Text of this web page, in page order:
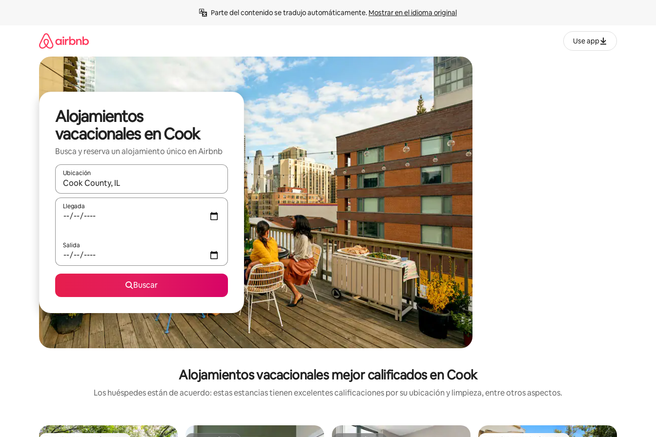
Parte del contenido se tradujo automáticamente. Mostrar en el idioma original
Use app
Alojamientos
vacacionales en Cook
Busca y reserva un alojamiento único en Airbnb
Ubicación
Cuando los resultados estén disponibles, podrás navegar usando las teclas de las flechas hacia arriba y hacia abajo, o bien tocando y deslizando la pantalla.
Llegada
Salida
Buscar
Alojamientos vacacionales mejor calificados en Cook
Los huéspedes están de acuerdo: estas estancias tienen excelentes calificaciones por su ubicación y limpieza, entre otros aspectos.